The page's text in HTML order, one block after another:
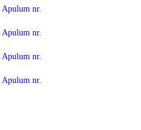
nr.
nr.
nr.
nr.